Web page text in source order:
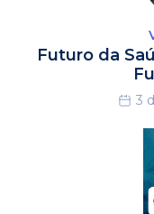
Futuro da
3